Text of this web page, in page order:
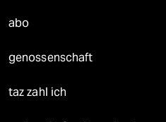
abo
genossenschaft
taz zahl ich